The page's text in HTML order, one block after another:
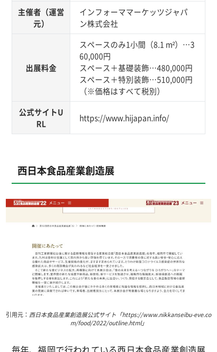
主催者（運営
元）
インフォーママーケッツジャパ
ン株式会社
出展料金
スペースのみ1小間（8.1 m²）…3
60,000円
スペース＋基礎装飾…480,000円
スペース＋特別装飾…510,000円
（※価格はすべて税別）
公式サイトU
RL
https://www.hijapan.info/
西日本食品産業創造展
引用元： 西日本食品産業創造展公式サイト「https://www.nikkanseibu-eve.co
m/food/2022/outline.html」
毎年、福岡で行われている西日本食品産業創造展